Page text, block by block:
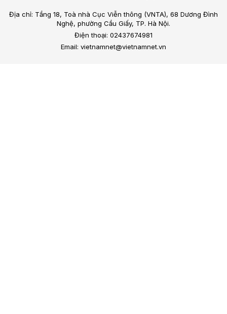
Địa chỉ: Tầng 18, Toà nhà Cục Viễn thông (VNTA), 68 Dương Đình
Nghệ, phường Cầu Giấy, TP. Hà Nội.
Điện thoại: 02437674981
Email: vietnamnet@vietnamnet.vn